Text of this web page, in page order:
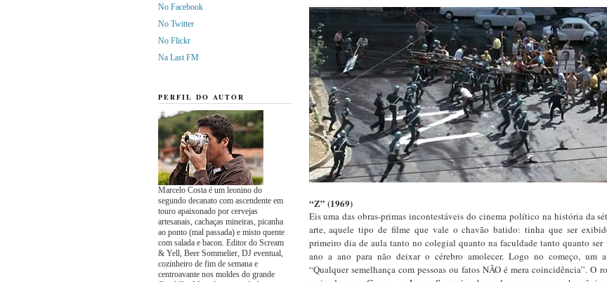
“Z” (1969)
Eis uma das obras-primas incontestáveis do cinema político na história da
arte, aquele tipo de filme que vale o chavão batido: tinha que ser
primeiro dia de aula tanto no colegial quanto na faculdade tanto quanto ser
ano a ano para não deixar o cérebro amolecer. Logo no começo, um
“Qualquer semelhança com pessoas ou fatos NÃO é mera coincidência”. O
No Facebook
No Twitter
No Flickr
Na Last FM
PERFIL DO AUTOR
Marcelo Costa é um leonino do
segundo decanato com ascendente em
touro apaixonado por cervejas
artesanais, cachaças mineiras, picanha
ao ponto (mal passada) e misto quente
com salada e bacon. Editor do Scream
& Yell, Beer Sommelier, DJ eventual,
cozinheiro de fim de semana e
centroavante nos moldes do grande